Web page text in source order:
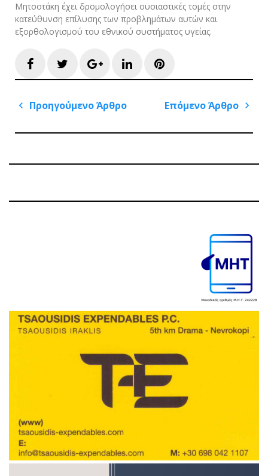
Μητσοτάκη έχει δρομολογήσει ουσιαστικές τομές στην
κατεύθυνση επίλυσης των προβλημάτων αυτών και
εξορθολογισμού του εθνικού συστήματος υγείας.
FacebookTwitterGoogle+LinkedInPinterest
Πλοήγηση
Προηγούμενο Άρθρο
Επόμενο Άρθρο